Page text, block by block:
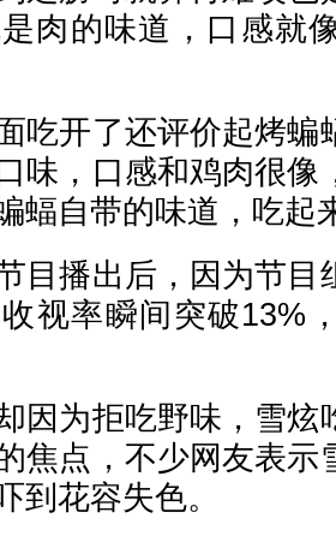
肉的味道，口感就
吃开了还评价起烤蝙
味，口感和鸡肉很像
蝠自带的味道，吃起
目播出后，因为节目
视率瞬间突破13%
因为拒吃野味，雪炫
焦点，不少网友表示
到花容失色。